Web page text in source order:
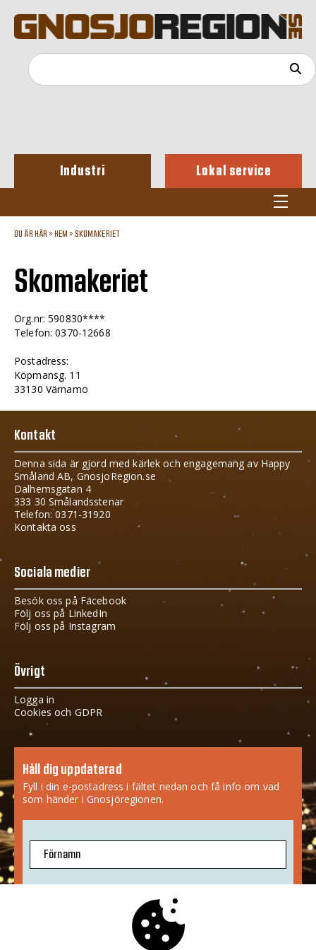
Industri Lokal service
DU ÄR HÄR » HEM » SKOMAKERIET
Skomakeriet
Org.nr: 590830****
Telefon: 0370-12668
Postadress:
Köpmansg. 11
33130 Värnamo
Kontakt
Denna sida är gjord med kärlek och engagemang av Happy
Småland AB, GnosjoRegion.se
Dalhemsgatan 4
333 30 Smålandsstenar
Telefon: 0371-31920
Kontakta oss
Sociala medier
Besök oss på Facebook
Följ oss på LinkedIn
Följ oss på Instagram
Övrigt
Logga in
Cookies och GDPR
Håll dig uppdaterad
Fyll i din e-postadress i fältet nedan och få info om vad
som händer i Gnosjöregionen.
Förnamn
Jag godkänner att mina uppgifter sparas.